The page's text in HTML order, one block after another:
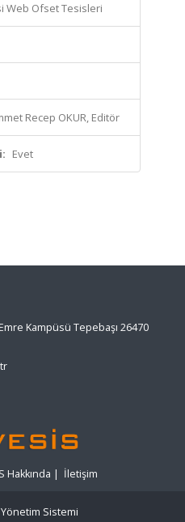
Web Ofset Tesisleri
Recep OKUR, Editör
Evet
Kampüsü Tepebaşı 26470
Hakkında | İletişim
Sistemi